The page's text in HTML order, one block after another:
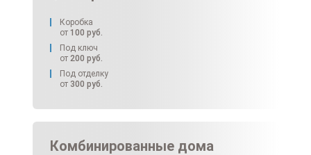
Коробка
от 100 руб.
Под ключ
от 200 руб.
Под отделку
от 300 руб.
Комбинированные дома